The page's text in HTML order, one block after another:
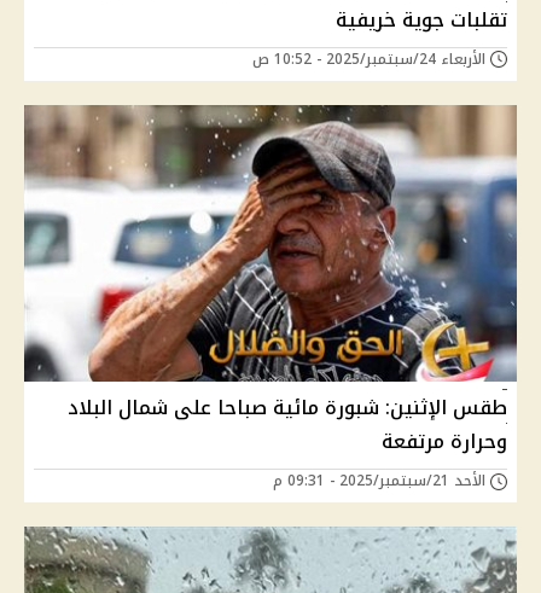
تقلبات جوية خريفية
الأربعاء 24/سبتمبر/2025 - 10:52 ص
طقس الإثنين: شبورة مائية صباحا على شمال البلاد
وحرارة مرتفعة
الأحد 21/سبتمبر/2025 - 09:31 م